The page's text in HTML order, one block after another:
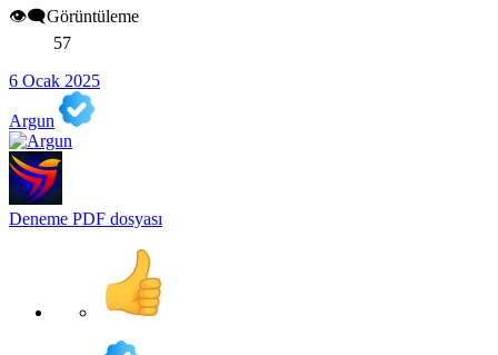
👁️‍🗨️Görüntüleme
57
6 Ocak 2025
Argun
Deneme PDF dosyası